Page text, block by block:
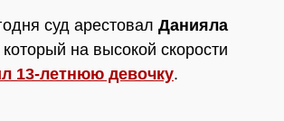
суд арестовал Данияла
который на высокой скорости
13-летнюю девочку.